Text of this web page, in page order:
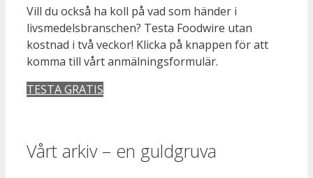
Vill du också ha koll på vad som händer i
livsmedelsbranschen? Testa Foodwire utan
kostnad i två veckor! Klicka på knappen för att
komma till vårt anmälningsformulär.
TESTA GRATIS
Vårt arkiv – en guldgruva